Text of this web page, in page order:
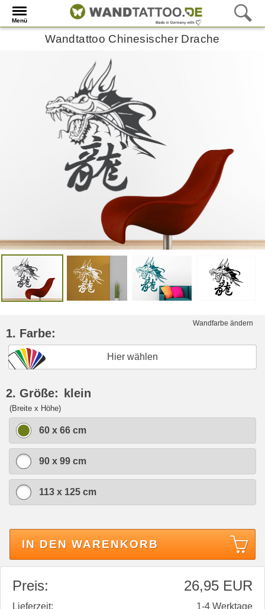
Menü
Wandtattoo Chinesischer Drache
Wandfarbe ändern
1. Farbe:
Hier wählen
2. Größe: klein
(Breite x Höhe)
60 x 66 cm
90 x 99 cm
113 x 125 cm
IN DEN WARENKORB
Preis: 26,95 EUR
Lieferzeit:
1-4 Werktage